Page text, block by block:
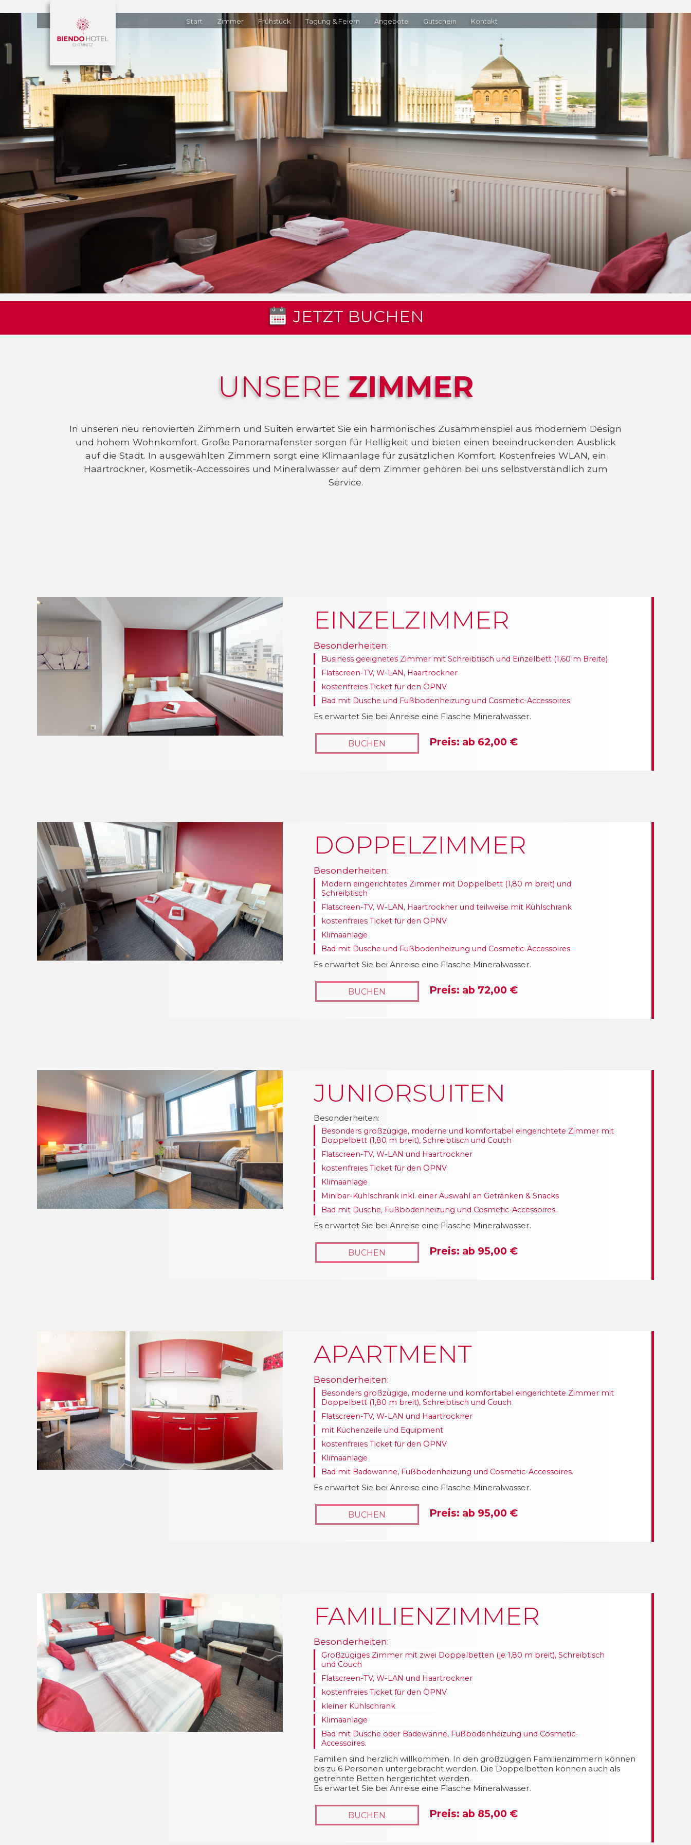
Start Zimmer Frühstück Tagung & Feiern Angebote Gutschein Kontakt
JETZT BUCHEN
UNSEREZIMMER
In unseren neu renovierten Zimmern und Suiten erwartet Sie ein harmonisches Zusammenspiel aus modernem Design
und hohem Wohnkomfort. Große Panoramafenster sorgen für Helligkeit und bieten einen beeindruckenden Ausblick
auf die Stadt. In ausgewählten Zimmern sorgt eine Klimaanlage für zusätzlichen Komfort. Kostenfreies WLAN, ein
Haartrockner, Kosmetik-Accessoires und Mineralwasser auf dem Zimmer gehören bei uns selbstverständlich zum
Service.
EINZELZIMMER
Besonderheiten:
Business geeignetes Zimmer mit Schreibtisch und Einzelbett (1,60 m Breite)
Flatscreen-TV, W-LAN, Haartrockner
kostenfreies Ticket für den ÖPNV
Bad mit Dusche und Fußbodenheizung und Cosmetic-Accessoires
Es erwartet Sie bei Anreise eine Flasche Mineralwasser.
BUCHEN Preis: ab 62,00 €
DOPPELZIMMER
Besonderheiten:
Modern eingerichtetes Zimmer mit Doppelbett (1,80 m breit) und
Schreibtisch
Flatscreen-TV, W-LAN, Haartrockner und teilweise mit Kühlschrank
kostenfreies Ticket für den ÖPNV
Klimaanlage
Bad mit Dusche und Fußbodenheizung und Cosmetic-Accessoires
Es erwartet Sie bei Anreise eine Flasche Mineralwasser.
BUCHEN Preis: ab 72,00 €
JUNIORSUITEN
Besonderheiten:
Besonders großzügige, moderne und komfortabel eingerichtete Zimmer mit
Doppelbett (1,80 m breit), Schreibtisch und Couch
Flatscreen-TV, W-LAN und Haartrockner
kostenfreies Ticket für den ÖPNV
Klimaanlage
Minibar-Kühlschrank inkl. einer Auswahl an Getränken & Snacks
Bad mit Dusche, Fußbodenheizung und Cosmetic-Accessoires.
Es erwartet Sie bei Anreise eine Flasche Mineralwasser.
BUCHEN Preis: ab 95,00 €
APARTMENT
Besonderheiten:
Besonders großzügige, moderne und komfortabel eingerichtete Zimmer mit
Doppelbett (1,80 m breit), Schreibtisch und Couch
Flatscreen-TV, W-LAN und Haartrockner
mit Küchenzeile und Equipment
kostenfreies Ticket für den ÖPNV
Klimaanlage
Bad mit Badewanne, Fußbodenheizung und Cosmetic-Accessoires.
Es erwartet Sie bei Anreise eine Flasche Mineralwasser.
BUCHEN Preis: ab 95,00 €
FAMILIENZIMMER
Besonderheiten:
Großzügiges Zimmer mit zwei Doppelbetten (je 1,80 m breit), Schreibtisch
und Couch
Flatscreen-TV, W-LAN und Haartrockner
kostenfreies Ticket für den ÖPNV
kleiner Kühlschrank
Klimaanlage
Bad mit Dusche oder Badewanne, Fußbodenheizung und Cosmetic-
Accessoires.
Familien sind herzlich willkommen. In den großzügigen Familienzimmern können
bis zu 6 Personen untergebracht werden. Die Doppelbetten können auch als
getrennte Betten hergerichtet werden.
Es erwartet Sie bei Anreise eine Flasche Mineralwasser.
BUCHEN Preis: ab 85,00 €